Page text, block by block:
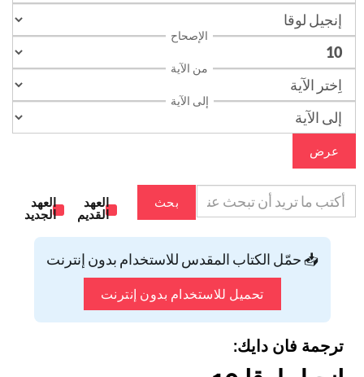
الإصحاح
من الآية
إلى الآية
عرض
بحث
العهد
القديم
العهد
الجديد
📥 حمّل الكتاب المقدس للاستخدام بدون إنترنت
تحميل للاستخدام بدون إنترنت
ترجمة فان دايك: